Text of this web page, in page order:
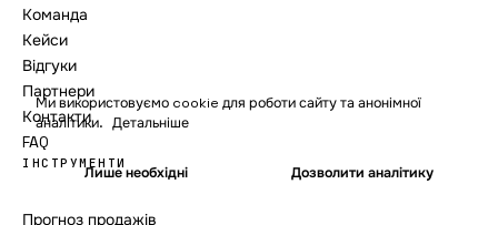
Команда
Кейси
Відгуки
Партнери
Контакти
FAQ
ІНСТРУМЕНТИ
Прогноз продажів
Ми використовуємо cookie для роботи сайту та анонімної
аналітики. Детальніше
Лише необхідні Дозволити аналітику